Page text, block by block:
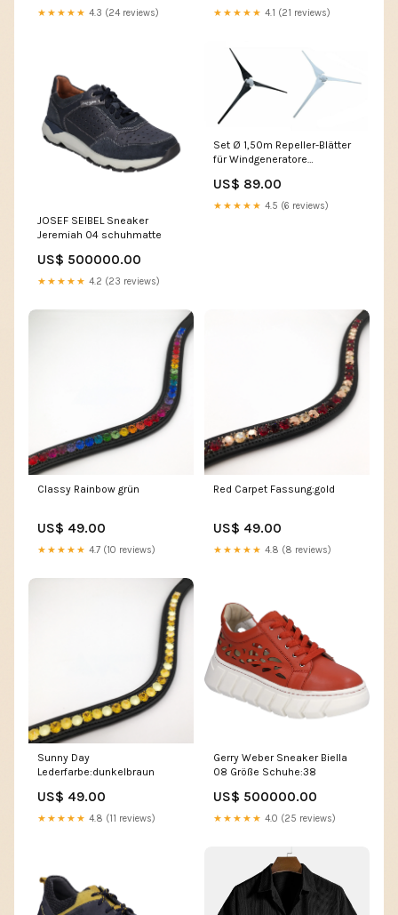
★★★★★ 4.3 (24 reviews) ★★★★★ 4.1 (21 reviews)
JOSEF SEIBEL Sneaker
Jeremiah 04 schuhmatte
US$ 500000.00
★★★★★ 4.2 (23 reviews)
Set Ø 1,50m Repeller-Blätter
für Windgeneratore
US$ 89.00
★★★★★ 4.5 (6 reviews)
Classy Rainbow grün
US$ 49.00
★★★★★ 4.7 (10 reviews)
Red Carpet Fassung:gold
US$ 49.00
★★★★★ 4.8 (8 reviews)
Sunny Day
Lederfarbe:dunkelbraun
US$ 49.00
★★★★★ 4.8 (11 reviews)
Gerry Weber Sneaker Biella
08 Größe Schuhe:38
US$ 500000.00
★★★★★ 4.0 (25 reviews)